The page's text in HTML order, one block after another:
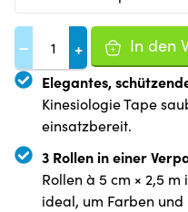
− + In den
Elegantes,
Kinesiologie Tape
einsatzbereit.
3 Rollen in einer
Rollen à 5 cm × 2,5
ideal, um Farben